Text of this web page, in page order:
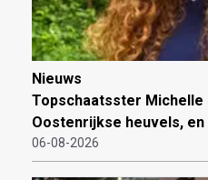
Nieuws
Topschaatsster Michelle
Oostenrijkse heuvels, en
06-08-2026